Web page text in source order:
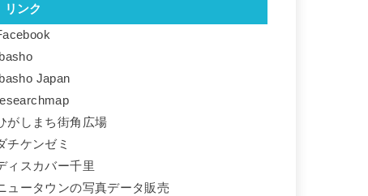
リンク
Ibasho
Ibasho Japan
がしまち街角広場
チケンゼミ
ィスカバー千里
ュータウンの写真データ販売